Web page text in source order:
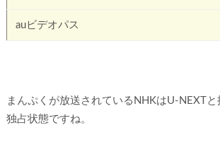
auビデオパス
まんぷくが放送されているNHKはU-NEXT
独占状態ですね。